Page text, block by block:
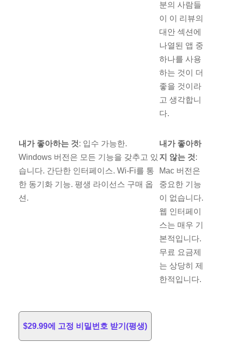
분의 사람들
이 이 리뷰의
대안 섹션에
나열된 앱 중
하나를 사용
하는 것이 더
좋을 것이라
고 생각합니
다.
내가 좋아하는 것: 입수 가능한.
Windows 버전은 모든 기능을 갖추고 있
습니다. 간단한 인터페이스. Wi-Fi를 통
한 동기화 기능. 평생 라이선스 구매 옵
션.
내가 좋아하
지 않는 것:
Mac 버전은
중요한 기능
이 없습니다.
웹 인터페이
스는 매우 기
본적입니다.
무료 요금제
는 상당히 제
한적입니다.
$29.99에 고정 비밀번호 받기(평생)